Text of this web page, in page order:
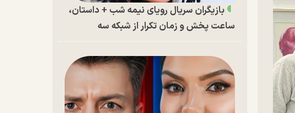
بازیگران سریال رویای نیمه شب + داستان،
ساعت پخش و زمان تکرار از شبکه سه